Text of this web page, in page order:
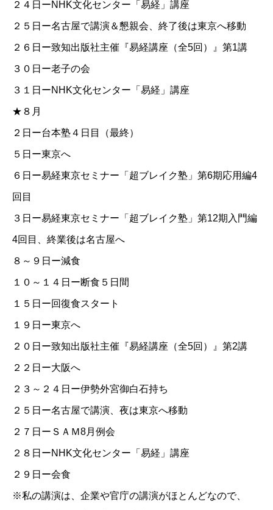
２４日ーNHK文化センター「易経」講座
２５日ー名古屋で講演＆懇親会、終了後は東京へ移動
２６日ー致知出版社主催『易経講座（全5回）』第1講
３０日ー老子の会
３１日ーNHK文化センター「易経」講座
★８月
２日ー台本塾４日目（最終）
５日ー東京へ
６日ー易経東京セミナー「超ブレイク塾」第6期応用編4
回目
３日ー易経東京セミナー「超ブレイク塾」第12期入門編
4回目 、終業後は名古屋へ
８～９日ー減食
１０～１４日ー断食５日間
１５日ー回復食スタート
１９日ー東京へ
２０日ー致知出版社主催『易経講座（全5回）』第2講
２２日ー大阪へ
２３～２４日ー伊勢外宮御白石持ち
２５日ー名古屋で講演、夜は東京へ移動
２７日ーＳＡＭ8月例会
２８日ーNHK文化センター「易経」講座
２９日ー会食
※私の講演は、企業や官庁の講演がほとんどなので、